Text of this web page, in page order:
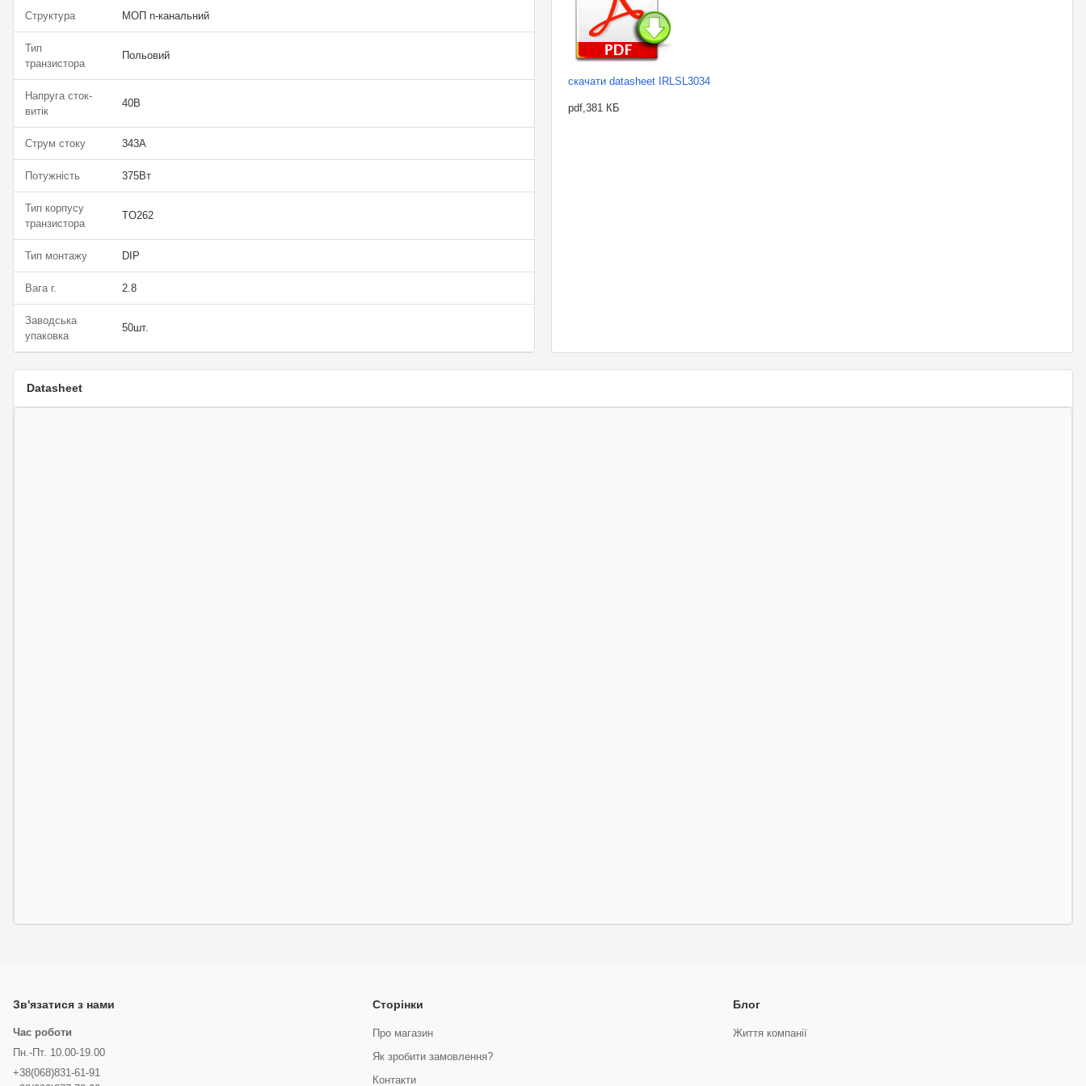
Структура МОП n-канальний
Тип
транзистора
Польовий
Напруга сток-
витік
40В
Струм стоку 343А
Потужність 375Вт
Тип корпусу
транзистора
TO262
Тип монтажу DIP
Вага г. 2.8
Заводська
упаковка
50шт.
скачати datasheet IRLSL3034
pdf,381 КБ
Datasheet
Зв'язатися з нами
Час роботи
Пн.-Пт. 10.00-19.00
+38(068)831-61-91
Сторінки
Про магазин
Як зробити замовлення?
Контакти
Блог
Життя компанії